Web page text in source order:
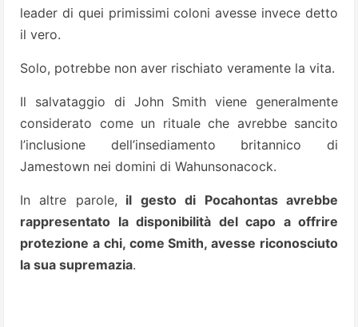
leader di quei primissimi coloni avesse invece detto
il vero.
Solo, potrebbe non aver rischiato veramente la vita.
Il salvataggio di John Smith viene generalmente
considerato come un rituale che avrebbe sancito
l’inclusione dell’insediamento britannico di
Jamestown nei domini di Wahunsonacock.
In altre parole, il gesto di Pocahontas avrebbe
rappresentato la disponibilità del capo a offrire
protezione a chi, come Smith, avesse riconosciuto
la sua supremazia.